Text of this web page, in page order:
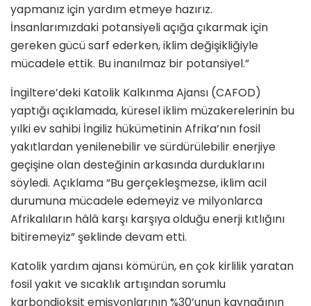
yapmanız için yardım etmeye hazırız.
İnsanlarımızdaki potansiyeli açığa çıkarmak için
gereken gücü sarf ederken, iklim değişikliğiyle
mücadele ettik. Bu inanılmaz bir potansiyel.”
İngiltere’deki Katolik Kalkınma Ajansı (CAFOD)
yaptığı açıklamada, küresel iklim müzakerelerinin bu
yılki ev sahibi İngiliz hükümetinin Afrika’nın fosil
yakıtlardan yenilenebilir ve sürdürülebilir enerjiye
geçişine olan desteğinin arkasında durduklarını
söyledi. Açıklama “Bu gerçekleşmezse, iklim acil
durumuna mücadele edemeyiz ve milyonlarca
Afrikalıların hâlâ karşı karşıya olduğu enerji kıtlığını
bitiremeyiz” şeklinde devam etti.
Katolik yardım ajansı kömürün, en çok kirlilik yaratan
fosil yakıt ve sıcaklık artışından sorumlu
karbondioksit emisyonlarının %30’unun kaynağının